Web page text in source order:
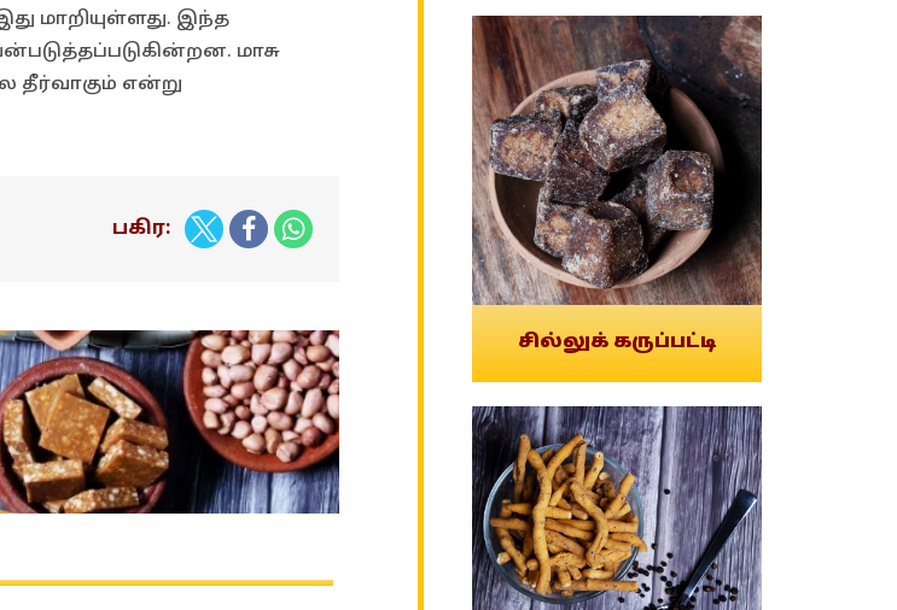
மாறியுள்ளது. இந்த
மாசு
தீர்வாகும் என்று
பகிர:
சில்லுக் கருப்பட்டி